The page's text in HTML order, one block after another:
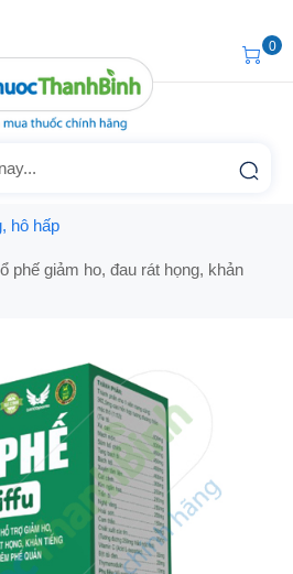
0
hô hấp
phế giảm ho, đau rát họng, khản